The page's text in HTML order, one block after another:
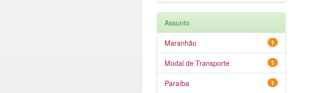
Assunto
1
Maranhão
1
Modal de Transporte
1
Paraíba